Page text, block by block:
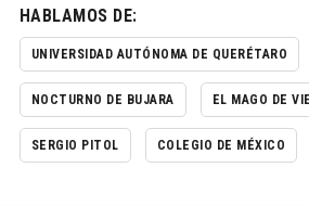
HABLAMOS DE:
UNIVERSIDAD AUTÓNOMA DE QUERÉTARO
NOCTURNO DE BUJARA EL MAGO DE
SERGIO PITOL COLEGIO DE MÉXICO